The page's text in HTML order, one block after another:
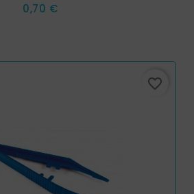
Prix
0,70 €
favorite_border